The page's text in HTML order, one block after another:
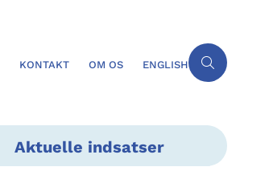
KONTAKT OM OS ENGLISH
Aktuelle indsatser